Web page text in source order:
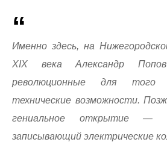
Именно здесь, на
ХIX века Александр Попов
революционные для того
технические возможности.
гениальное открытие —
записывающий электрические